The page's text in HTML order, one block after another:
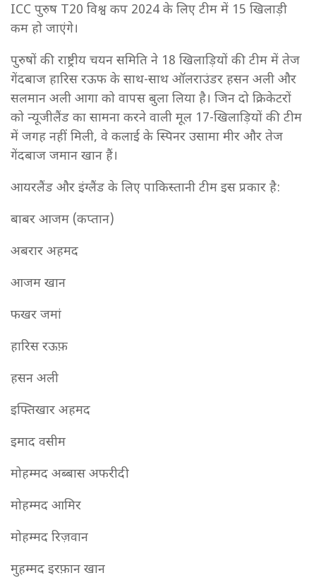
ICC पुरुष T20 विश्व कप 2024 के लिए टीम में 15 खिलाड़ी
कम हो जाएंगे।
पुरुषों की राष्ट्रीय चयन समिति ने 18 खिलाड़ियों की टीम में तेज
गेंदबाज हारिस रऊफ के साथ-साथ ऑलराउंडर हसन अली और
सलमान अली आगा को वापस बुला लिया है। जिन दो क्रिकेटरों
को न्यूजीलैंड का सामना करने वाली मूल 17-खिलाड़ियों की टीम
में जगह नहीं मिली, वे कलाई के स्पिनर उसामा मीर और तेज
गेंदबाज जमान खान हैं।
आयरलैंड और इंग्लैंड के लिए पाकिस्तानी टीम इस प्रकार है:
बाबर आजम (कप्तान)
अबरार अहमद
आजम खान
फखर जमां
हारिस रऊफ़
हसन अली
इफ्तिखार अहमद
इमाद वसीम
मोहम्मद अब्बास अफरीदी
मोहम्मद आमिर
मोहम्मद रिज़वान
मुहम्मद इरफ़ान खान